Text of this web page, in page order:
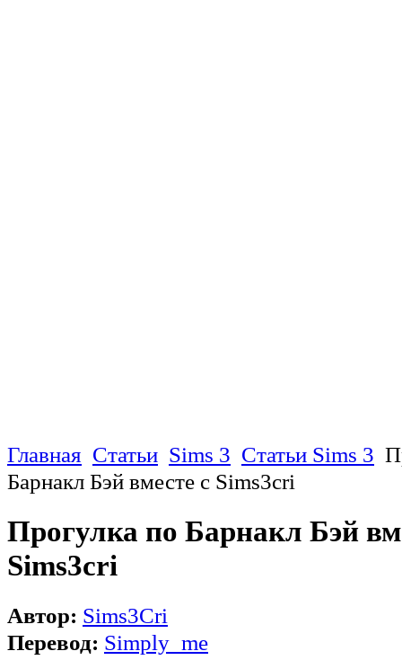
Главная Статьи Sims 3 Статьи Sims 3
Барнакл Бэй вместе с Sims3cri
Прогулка по Барнакл Бэй
Sims3cri
Автор: Sims3Cri
Перевод: Simply_me